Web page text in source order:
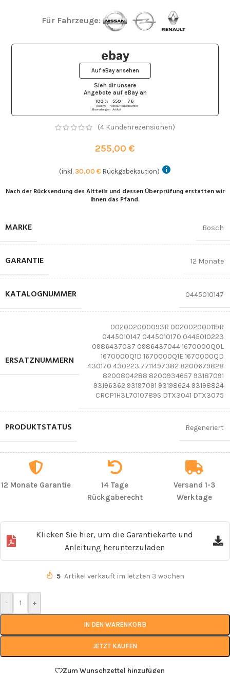
Für Fahrzeuge:
Sieh dir unsere
Angebote auf eBayan
100 %
positive
Bewertungen
559
verkaufte
Artikel
76
Beobachter
Auf eBay ansehen
(4 Kundenrezensionen)
255,00 €
(inkl. 30,00 € Rückgabekaution)
Nach der Rücksendung des Altteils und dessen Überprüfung erstatten wir
Ihnen das Pfand.
MARKE Bosch
GARANTIE 12 Monate
KATALOGNUMMER 0445010147
ERSATZNUMMERN
002002000093R 002002000119R
0445010147 0445010170 0445010223
0986437037 0986437044 1670000Q0L
1670000Q1D 1670000Q1E 1670000QD
430170 430223 7711497382 8200679828
8200804288 8200934657 93187091
93196362 93197091 93198624 93198824
CRCP1H3L7010789S DTX3041 DTX3075
PRODUKTSTATUS Regeneriert
12 Monate Garantie
14 Tage
Rückgaberecht
Versand 1-3
Werktage
Klicken Sie hier, um die Garantiekarte und
Anleitung herunterzuladen
5 Artikel verkauft im letzten 3 wochen
- +
IN DEN WARENKORB
JETZT KAUFEN
Zum Wunschzettel hinzufügen